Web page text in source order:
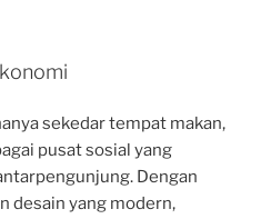
sekedar tempat makan,
pusat sosial yang
Dengan
desain yang modern,